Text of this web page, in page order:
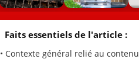
Faits essentiels de l'article :
• Contexte général relié au contenu